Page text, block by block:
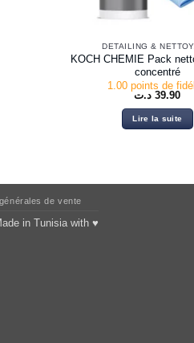
DETAILING &
KOCH CHEMIE Pack
concentré
1.00 points de
39.90 د.ت
Lire la suite
de vente
in Tunisia with ♥